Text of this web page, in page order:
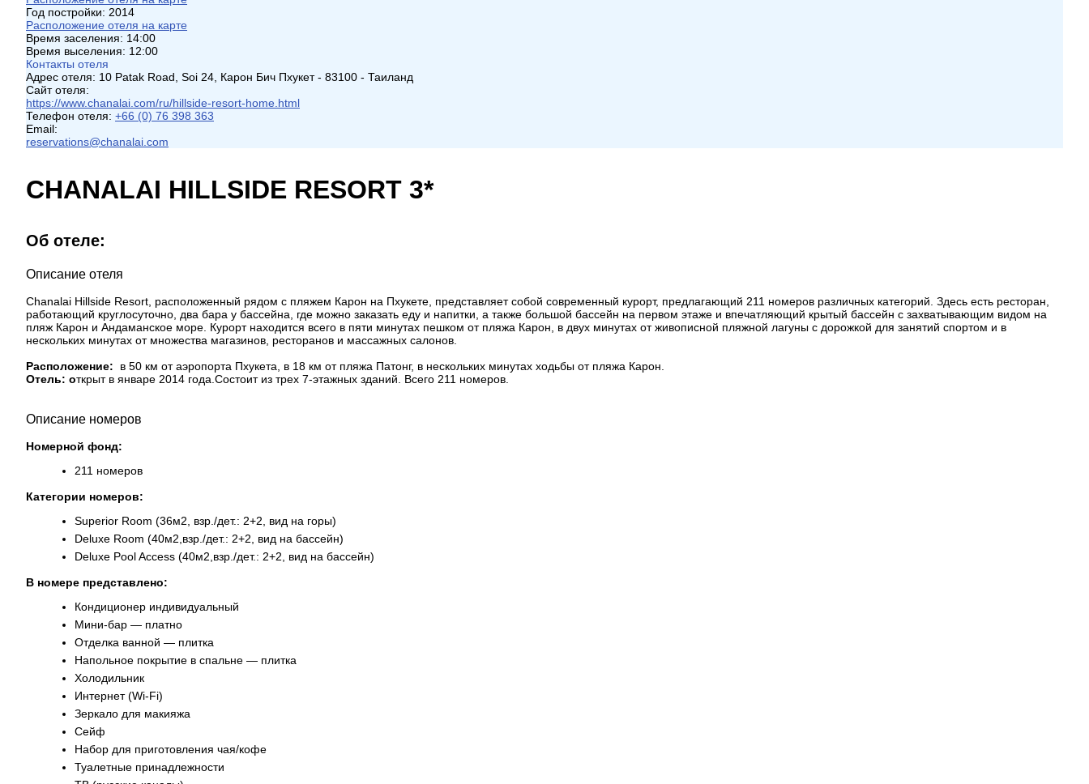
Год постройки: 2014
Расположение отеля на карте
Время заселения: 14:00
Время выселения: 12:00
Контакты отеля
Адрес отеля: 10 Patak Road, Soi 24, Карон Бич Пхукет - 83100 - Таиланд
Сайт отеля:
https://www.chanalai.com/ru/hillside-resort-home.html
Телефон отеля: +66 (0) 76 398 363
Email:
reservations@chanalai.com
CHANALAI HILLSIDE RESORT 3*
Об отеле:
Описание отеля
Chanalai Hillside Resort, расположенный рядом с пляжем Карон на Пхукете, представляет собой современный курорт, предлагающий 211 номеров различных категорий. Здесь есть ресторан,
работающий круглосуточно, два бара у бассейна, где можно заказать еду и напитки, а также большой бассейн на первом этаже и впечатляющий крытый бассейн с захватывающим видом на
пляж Карон и Андаманское море. Курорт находится всего в пяти минутах пешком от пляжа Карон, в двух минутах от живописной пляжной лагуны с дорожкой для занятий спортом и в
нескольких минутах от множества магазинов, ресторанов и массажных салонов.
Расположение:
в 50 км от аэропорта Пхукета, в 18 км от пляжа Патонг, в нескольких минутах ходьбы от пляжа Карон.
Отель: открыт в январе 2014 года.Состоит из трех 7-этажных зданий. Всего 211 номеров.
Описание номеров
Номерной фонд:
211 номеров
Категории номеров:
Superior Room (36м2, взр./дет.: 2+2, вид на горы)
Deluxe Room (40м2,взр./дет.: 2+2, вид на бассейн)
Deluxe Pool Access (40м2,взр./дет.: 2+2, вид на бассейн)
В номере представлено:
Кондиционер индивидуальный
Мини-бар — платно
Отделка ванной — плитка
Напольное покрытие в спальне — плитка
Холодильник
Интернет (Wi-Fi)
Зеркало для макияжа
Сейф
Набор для приготовления чая/кофе
Туалетные принадлежности